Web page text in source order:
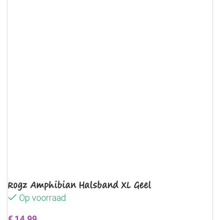
Rogz Amphibian Halsband XL Geel
Op voorraad